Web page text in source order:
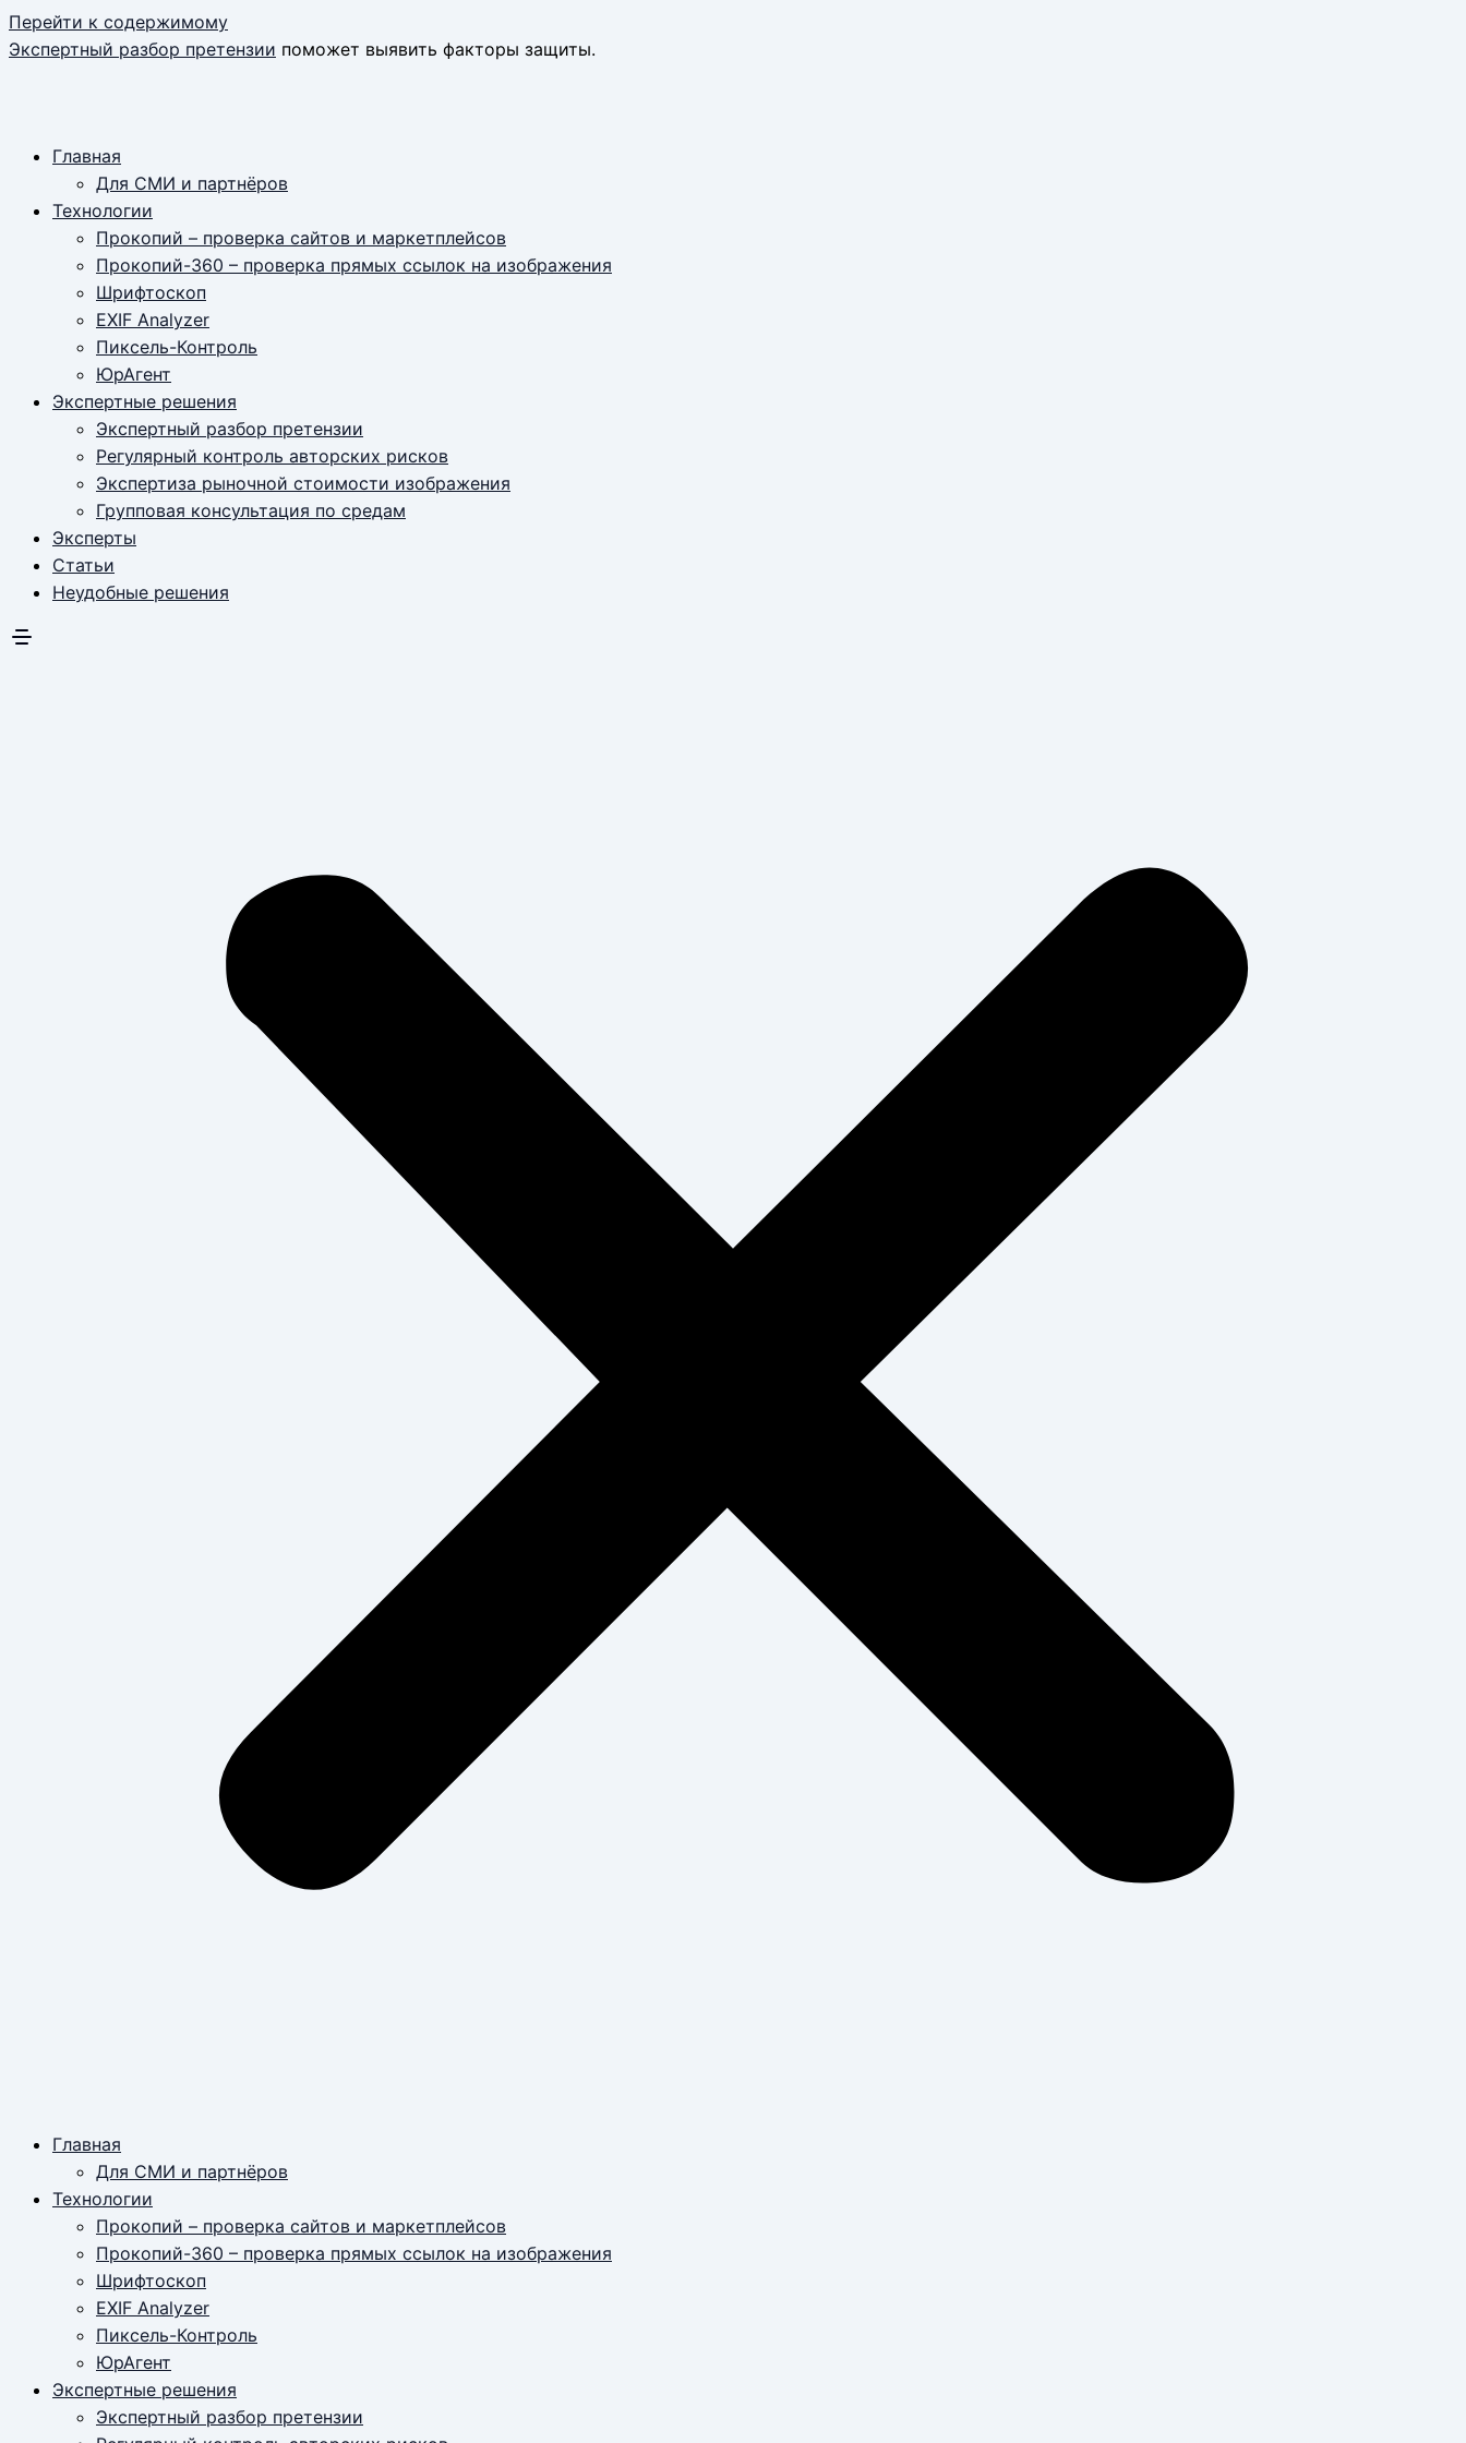
Перейти к содержимому
Экспертный разбор претензии поможет выявить факторы защиты.
Главная
Для СМИ и партнёров
Технологии
Прокопий – проверка сайтов и маркетплейсов
Прокопий-360 – проверка прямых ссылок на изображения
Шрифтоскоп
EXIF Analyzer
Пиксель-Контроль
ЮрАгент
Экспертные решения
Экспертный разбор претензии
Регулярный контроль авторских рисков
Экспертиза рыночной стоимости изображения
Групповая консультация по средам
Эксперты
Статьи
Неудобные решения
Главная
Для СМИ и партнёров
Технологии
Прокопий – проверка сайтов и маркетплейсов
Прокопий-360 – проверка прямых ссылок на изображения
Шрифтоскоп
EXIF Analyzer
Пиксель-Контроль
ЮрАгент
Экспертные решения
Экспертный разбор претензии